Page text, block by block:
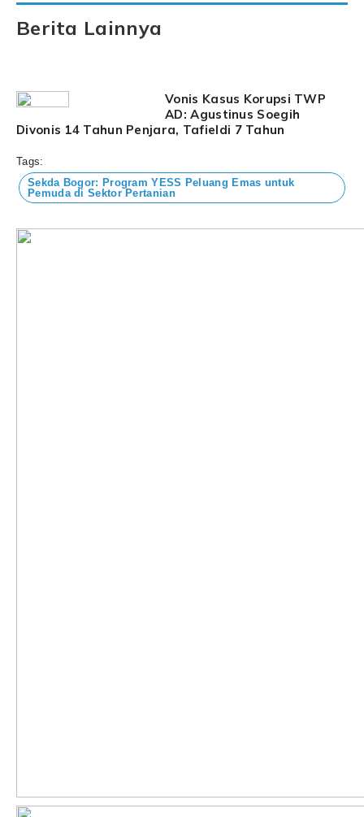
Berita Lainnya
Vonis Kasus Korupsi TWP
AD: Agustinus Soegih
Divonis 14 Tahun Penjara, Tafieldi 7 Tahun
Tags:
Sekda Bogor: Program YESS Peluang Emas untuk
Pemuda di Sektor Pertanian